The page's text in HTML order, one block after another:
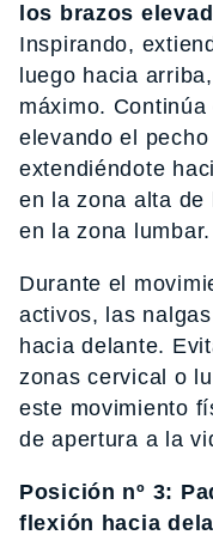
los brazos
Inspirando,
luego hacia
máximo.
elevando el
extendiéndote
en la zona alta de
en la zona lumbar.
Durante el
activos, las
hacia delante.
zonas cervical o
este movimiento
de apertura a la
Posición nº 3:
flexión hacia